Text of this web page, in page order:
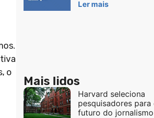
o
Ler mais
Mais lidos
Harvard seleciona
pesquisadores para
futuro do jornalismo